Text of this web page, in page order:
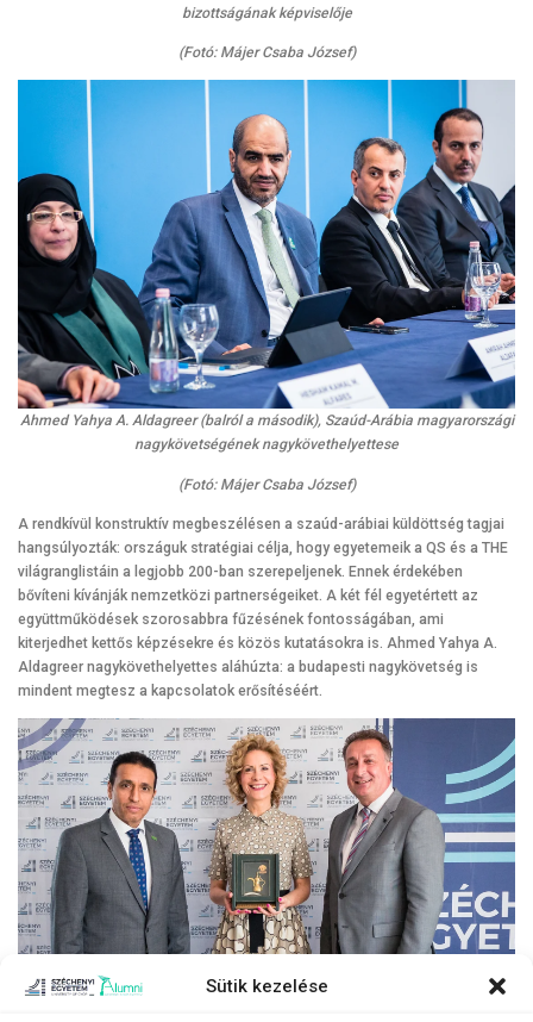
Sütik kezelése
bizottságának képviselője
(Fotó: Májer Csaba József)
Ahmed Yahya A. Aldagreer (balról a második), Szaúd-Arábia magyarországi
nagykövetségének nagykövethelyettese
(Fotó: Májer Csaba József)
A rendkívül konstruktív megbeszélésen a szaúd-arábiai küldöttség tagjai
hangsúlyozták: országuk stratégiai célja, hogy egyetemeik a QS és a THE
világranglistáin a legjobb 200-ban szerepeljenek. Ennek érdekében
bővíteni kívánják nemzetközi partnerségeiket. A két fél egyetértett az
együttműködések szorosabbra fűzésének fontosságában, ami
kiterjedhet kettős képzésekre és közös kutatásokra is. Ahmed Yahya A.
Aldagreer nagykövethelyettes aláhúzta: a budapesti nagykövetség is
mindent megtesz a kapcsolatok erősítéséért.